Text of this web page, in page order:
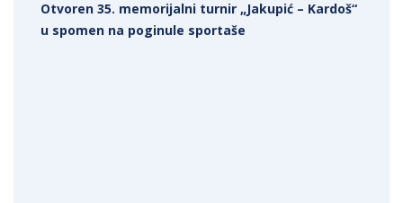
Otvoren 35. memorijalni turnir „Jakupić – Kardoš“
u spomen na poginule sportaše